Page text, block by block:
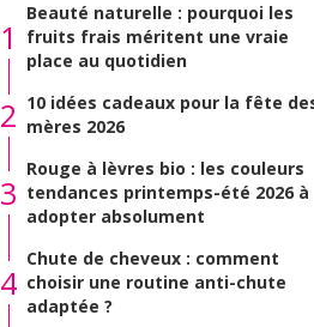
1
Beauté naturelle : pourquoi les
fruits frais méritent une vraie
place au quotidien
2 10 idées cadeaux pour la fête
mères 2026
3
Rouge à lèvres bio : les couleurs
tendances printemps-été 2026 à
adopter absolument
4
Chute de cheveux : comment
choisir une routine anti-chute
adaptée ?